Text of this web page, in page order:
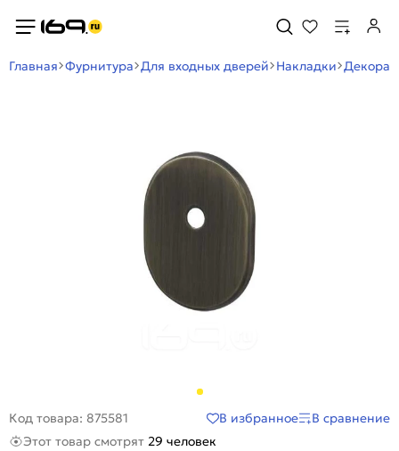
Главная Фурнитура Для входных дверей Накладки
Код товара: 875581 В избранное
В сравнение
Этот товар смотрят 29 человек